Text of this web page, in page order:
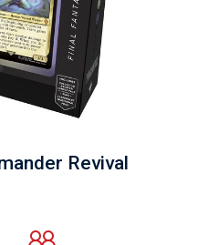
Revival